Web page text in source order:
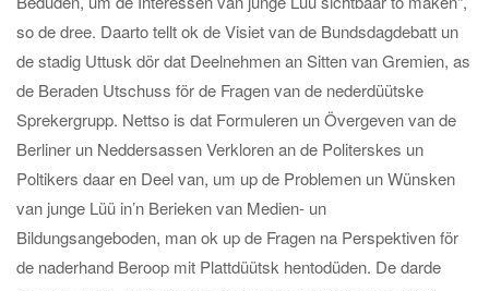
so de dree. Daarto tellt ok de Visiet van de Bundsdagdebatt un
de stadig Uttusk dör dat Deelnehmen an Sitten van Gremien, as
de Beraden Utschuss för de Fragen van de nederdüütske
Sprekergrupp. Nettso is dat Formuleren un Övergeven van de
Berliner un Neddersassen Verkloren an de Politerskes un
Poltikers daar en Deel van, um up de Problemen un Wünsken
van junge Lüü in’n Berieken van Medien- un
Bildungsangeboden, man ok up de Fragen na Perspektiven för
de naderhand Beroop mit Plattdüütsk hentodüden. De darde